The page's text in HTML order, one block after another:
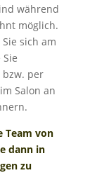
während
möglich.
sich am
per
Salon an
Team von
dann in
zu